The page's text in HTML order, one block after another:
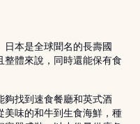
日本是全球聞名的長壽國
體來說，同時還能保有食
夠找到速食餐廳和英式酒
美味的和牛到生食海鮮，種